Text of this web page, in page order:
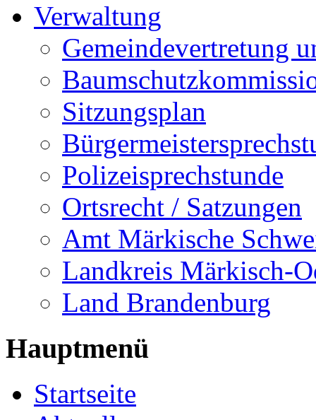
Verwaltung
Gemeindevertretung
Sitzungsplan
Polizeisprechstunde
Ortsrecht / Satzungen
Amt Märkische
Landkreis Märkisch-
Land Brandenburg
Hauptmenü
Startseite